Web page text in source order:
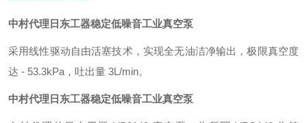
中村代理日东工器稳定低噪音工业真空泵
采用线性驱动自由活塞技术，实现全无油洁净输出，极限真空度
达 - 53.3kPa，吐出量 3L/min。
中村代理日东工器稳定低噪音工业真空泵